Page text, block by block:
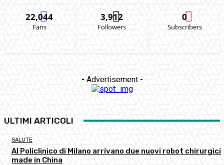
22,044
Fans
3,912
Followers
0
Subscribers
- Advertisement -
ULTIMI ARTICOLI
SALUTE
Al Policlinico di Milano arrivano due nuovi robot chirurgici
made in China